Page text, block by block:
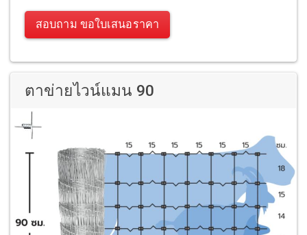
สอบถาม ขอใบเสนอราคา
ตาข่ายไวน์แมน 90